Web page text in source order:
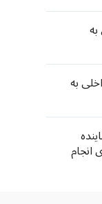
به
انجام